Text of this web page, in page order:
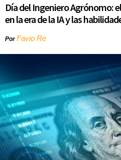
Día del Ingeniero Agrónomo:
en la era de la IA y las
PorFavio Re